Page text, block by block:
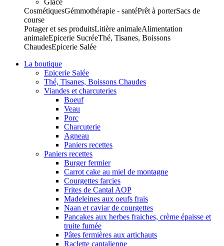
Glace
CosmétiquesGémmothérapie - santéPrêt à porterSacs de
course
Potager et ses produitsLitière animaleAlimentation
animaleEpicerie SucréeThé, Tisanes, Boissons
ChaudesEpicerie Salée
La boutique
Epicerie Salée
Thé, Tisanes, Boissons Chaudes
Viandes et charcuteries
Boeuf
Veau
Porc
Charcuterie
Agneau
Paniers recettes
Paniers recettes
Burger fermier
Carrot cake au miel de montagne
Courgettes farcies
Frites de Cantal AOP
Madeleines aux oeufs frais
Naan et caviar de courgettes
Pancakes aux herbes fraiches, crème épaisse et
truite fumée
Pâtes fermières aux artichauts
Raclette cantalienne